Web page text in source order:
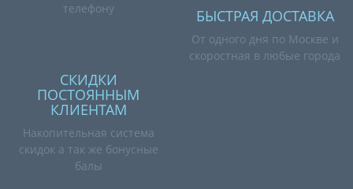
телефону
БЫСТРАЯ ДОСТАВКА
От одного дня по Москве и
скоростная в любые города
СКИДКИ
ПОСТОЯННЫМ
КЛИЕНТАМ
Накопительная система
скидок а так же бонусные
балы